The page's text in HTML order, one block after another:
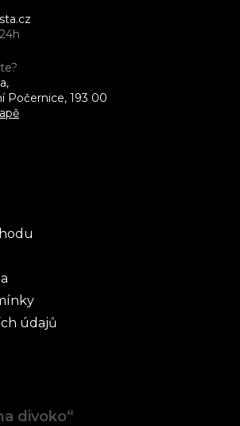
Počernice, 193 00
údajů
divoko“